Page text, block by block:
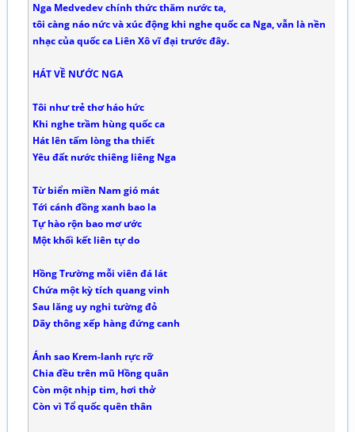
Nga Medvedev chính thức thăm nước ta,
tôi càng náo nức và xúc động khi nghe quốc ca Nga, vẫn là nền
nhạc của quốc ca Liên Xô vĩ đại trước đây.
HÁT VỀ NƯỚC NGA
Tôi như trẻ thơ háo hức
Khi nghe trầm hùng quốc ca
Hát lên tấm lòng tha thiết
Yêu đất nước thiêng liêng Nga
Từ biển miền Nam gió mát
Tới cánh đồng xanh bao la
Tự hào rộn bao mơ ước
Một khối kết liên tự do
Hồng Trường mỗi viên đá lát
Chứa một kỳ tích quang vinh
Sau lăng uy nghi tường đỏ
Dãy thông xếp hàng đứng canh
Ánh sao Krem-lanh rực rỡ
Chia đều trên mũ Hồng quân
Còn một nhịp tim, hơi thở
Còn vì Tổ quốc quên thân